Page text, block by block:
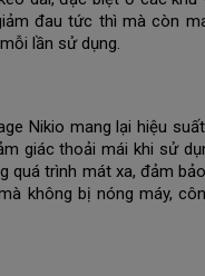
đau tức thì mà còn
lần sử dụng.
Nikio mang lại hiệu
giác thoải mái khi sử
quá trình mát xa, đảm
không bị nóng máy,